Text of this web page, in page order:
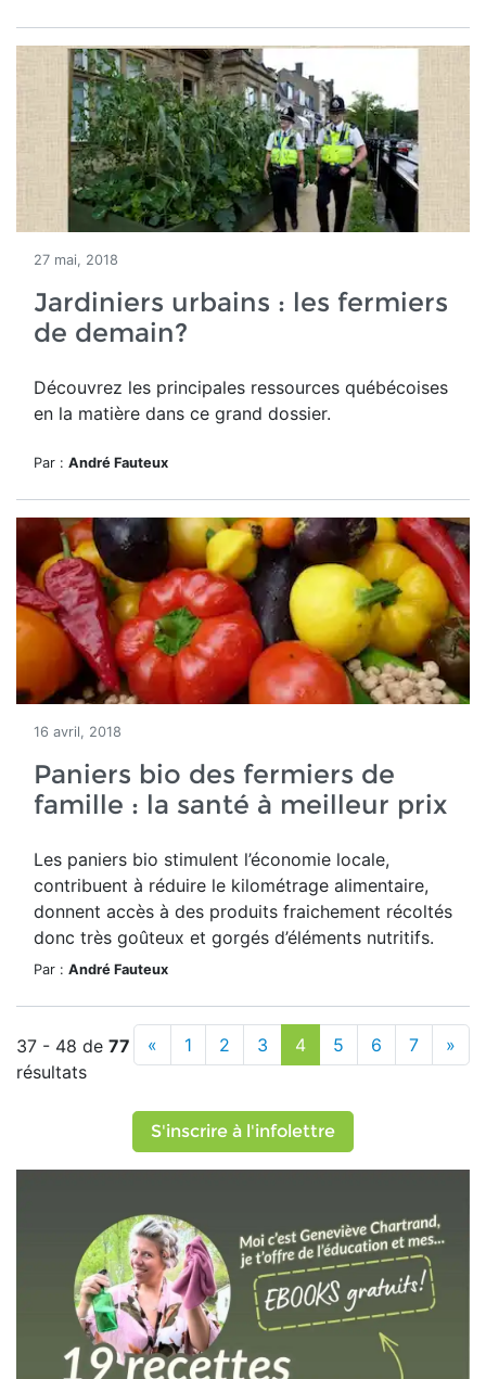
27 mai, 2018
Jardiniers urbains : les fermiers
de demain?
Découvrez les principales ressources québécoises
en la matière dans ce grand dossier.
Par : André Fauteux
16 avril, 2018
Paniers bio des fermiers de
famille : la santé à meilleur prix
Les paniers bio stimulent l’économie locale,
contribuent à réduire le kilométrage alimentaire,
donnent accès à des produits fraichement récoltés
donc très goûteux et gorgés d’éléments nutritifs.
Par : André Fauteux
37 - 48 de 77
résultats
« 1 2 3 4 5 6 7 »
S'inscrire à l'infolettre